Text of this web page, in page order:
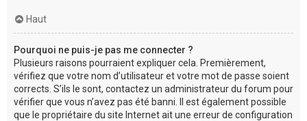
Haut
Pourquoi ne puis-je pas me connecter ?
Plusieurs raisons pourraient expliquer cela. Premièrement,
vérifiez que votre nom d’utilisateur et votre mot de passe soient
corrects. S’ils le sont, contactez un administrateur du forum pour
vérifier que vous n’avez pas été banni. Il est également possible
que le propriétaire du site Internet ait une erreur de configuration